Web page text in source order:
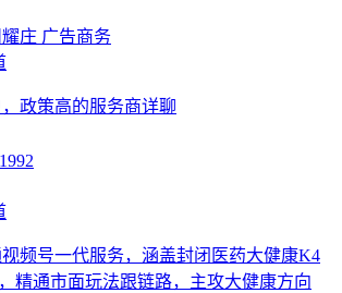
庄 广告商务
政策高的服务商详聊
1992
频号一代服务，涵盖封闭医药大健康K4
精通市面玩法跟链路，主攻大健康方向